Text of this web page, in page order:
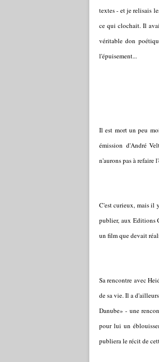
textes - et je relisais
ce qui clochait. Il
véritable don
l'épuisement...
Il est mort un peu
émission d'André
n'aurons pas à refaire
C'est curieux, mais il
publier, aux Editions
un film que devait
Sa rencontre avec
de sa vie. Il a
Danube» - une
pour lui un
publiera le récit de